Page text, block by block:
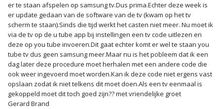
er te staan afspelen op samsung tv.Dus prima.Echter deze week is
er update gedaan van de software van de tv (kwam op het tv
scherm te staan).Sinds die tijd werkt het casten niet meer. Nu moet ik
via de tv op de u tube app bij instellingen een tv code uitlezen en
deze op you tube invoeren.Dit gaat echter komt er wel te staan you
tube tv dus geen samsung meer.Maar nu is het pobleem dat ik een
dag later deze procedure moet herhalen met een andere code die
ook weer ingevoerd moet worden.Kan ik deze code niet ergens vast
opslaan zodat ik niet telkens dit moet doen.Als een tv eenmaal is
gekoppeld moet dit toch goed zijn?? met vriendelijke groet
Gerard Brand